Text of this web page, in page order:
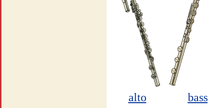
alto
bass